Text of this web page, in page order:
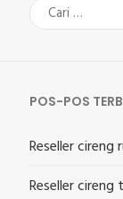
Cari
untuk:
POS-POS
Reseller cireng
Reseller